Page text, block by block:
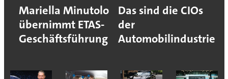
Mariella Minutolo
übernimmt ETAS-
Geschäftsführung
Das sind die CIOs
der
Automobilindustrie